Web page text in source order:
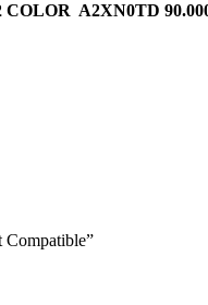
COLOR A2XN0TD